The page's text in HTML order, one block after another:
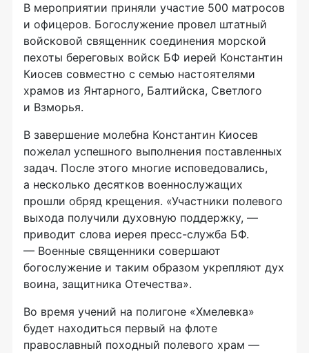
В мероприятии приняли участие 500 матросов
и офицеров. Богослужение провел штатный
войсковой священник соединения морской
пехоты береговых войск БФ иерей Константин
Киосев совместно с семью настоятелями
храмов из Янтарного, Балтийска, Светлого
и Взморья.
В завершение молебна Константин Киосев
пожелал успешного выполнения поставленных
задач. После этого многие исповедовались,
а несколько десятков военнослужащих
прошли обряд крещения. «Участники полевого
выхода получили духовную поддержку, —
приводит слова иерея пресс-служба БФ.
— Военные священники совершают
богослужение и таким образом укрепляют дух
воина, защитника Отечества».
Во время учений на полигоне «Хмелевка»
будет находиться первый на флоте
православный походный полевого храм —